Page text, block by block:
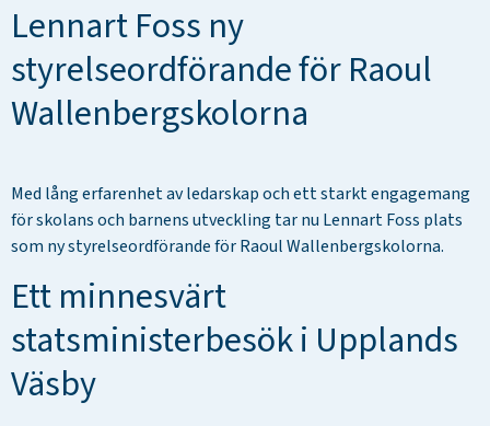
Lennart Foss ny
styrelseordförande för Raoul
Wallenbergskolorna
Med lång erfarenhet av ledarskap och ett starkt engagemang
för skolans och barnens utveckling tar nu Lennart Foss plats
som ny styrelseordförande för Raoul Wallenbergskolorna.
Ett minnesvärt
statsministerbesök i Upplands
Väsby